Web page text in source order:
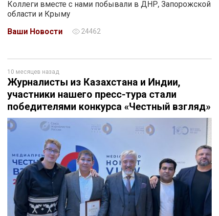
Коллеги вместе с нами побывали в ДНР, Запорожской
области и Крыму
Ваши Новости
24462
10 месяцев назад
Журналисты из Казахстана и Индии,
участники нашего пресс-тура стали
победителями конкурса «Честный взгляд»